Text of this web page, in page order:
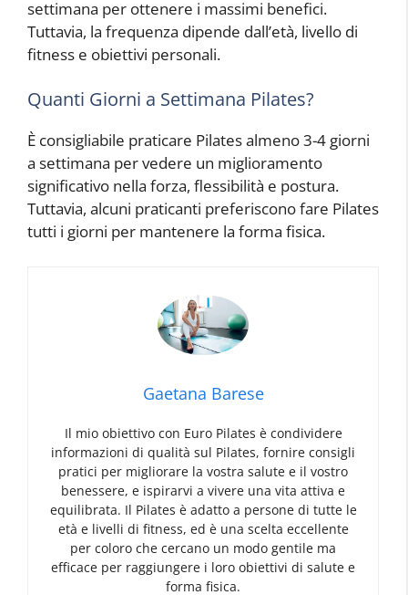
settimana per ottenere i massimi benefici.
Tuttavia, la frequenza dipende dall’età, livello di
fitness e obiettivi personali.
Quanti Giorni a Settimana Pilates?
È consigliabile praticare Pilates almeno 3-4 giorni
a settimana per vedere un miglioramento
significativo nella forza, flessibilità e postura.
Tuttavia, alcuni praticanti preferiscono fare Pilates
tutti i giorni per mantenere la forma fisica.
Gaetana Barese
Il mio obiettivo con Euro Pilates è condividere
informazioni di qualità sul Pilates, fornire consigli
pratici per migliorare la vostra salute e il vostro
benessere, e ispirarvi a vivere una vita attiva e
equilibrata. Il Pilates è adatto a persone di tutte le
età e livelli di fitness, ed è una scelta eccellente
per coloro che cercano un modo gentile ma
efficace per raggiungere i loro obiettivi di salute e
forma fisica.